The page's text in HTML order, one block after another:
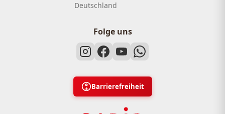
Deutschland
Folge uns
Barrierefreiheit